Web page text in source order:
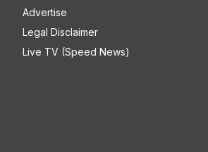
Advertise
Legal Disclaimer
Live TV (Speed News)